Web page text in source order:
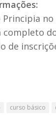
Principia no
completo
de
curso básico